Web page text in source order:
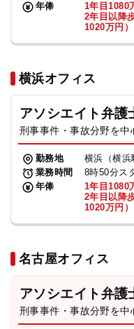
年俸
1年目1080
2年目以降
1020万円）
横浜オフィス
アソシエイト弁護
刑事事件・事故分野を中
勤務地
横浜（横浜
業務時間
8時50分ス
年俸
1年目1080
2年目以降
1020万円）
名古屋オフィス
アソシエイト弁護
刑事事件・事故分野を中